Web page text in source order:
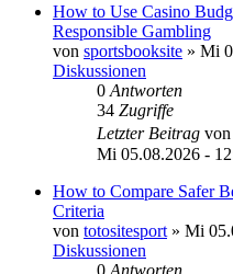
How to Use Casino
Responsible Gambling
von sportsbooksite » Mi
Diskussionen
0 Antworten
34 Zugriffe
Letzter Beitrag von
Mi 05.08.2026 -
How to Compare Safer
Criteria
von totositesport » Mi
Diskussionen
0 Antworten